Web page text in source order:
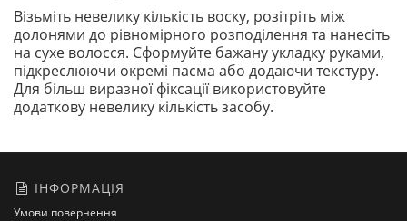
Візьміть невелику кількість воску, розітріть між
долонями до рівномірного розподілення та нанесіть
на сухе волосся. Сформуйте бажану укладку руками,
підкреслюючи окремі пасма або додаючи текстуру.
Для більш виразної фіксації використовуйте
додаткову невелику кількість засобу.
ІНФОРМАЦІЯ
Умови повернення